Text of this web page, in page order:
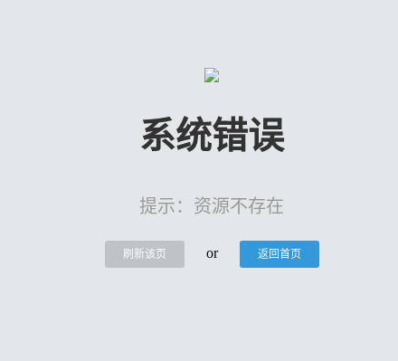
系统错误
提示：资源不存在
刷新该页 or 返回首页